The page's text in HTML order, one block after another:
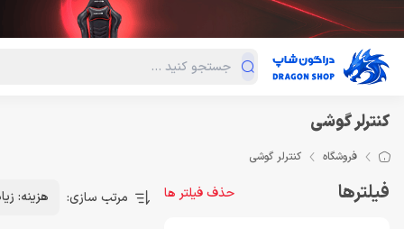
دسته‌بندی محصولات فروش ویژه
کنترلر گوشی
فروشگاه کنترلر گوشی
فیلترها حذف فیلتر ها مرتب سازی: هزینه: